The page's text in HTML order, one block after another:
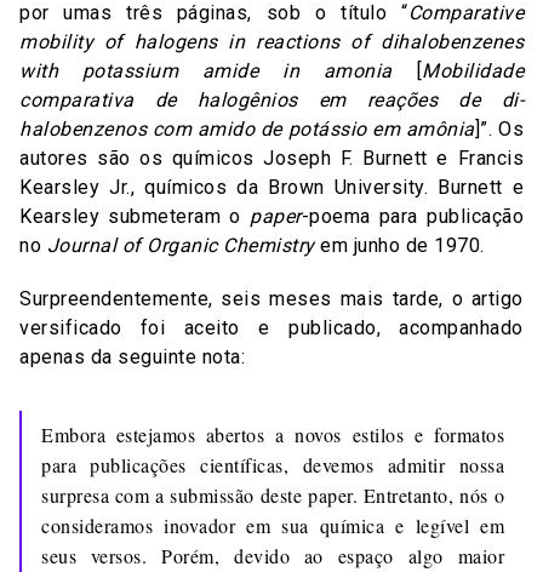
por umas três páginas, sob o título “Comparative
mobility of halogens in reactions of dihalobenzenes
with potassium amide in amonia [Mobilidade
comparativa de halogênios em reações de di-
halobenzenos com amido de potássio em amônia]”. Os
autores são os químicos Joseph F. Burnett e Francis
Kearsley Jr., químicos da Brown University. Burnett e
Kearsley submeteram o paper-poema para publicação
no Journal of Organic Chemistryem junho de 1970.
Surpreendentemente, seis meses mais tarde, o artigo
versificado foi aceito e publicado, acompanhado
apenas da seguinte nota:
Embora estejamos abertos a novos estilos e formatos
para publicações científicas, devemos admitir nossa
surpresa com a submissão deste paper. Entretanto, nós o
consideramos inovador em sua química e legível em
seus versos. Porém, devido ao espaço algo maior